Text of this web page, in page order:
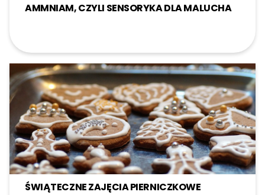
AMMNIAM, CZYLI SENSORYKA DLA MALUCHA
ŚWIĄTECZNE ZAJĘCIA PIERNICZKOWE